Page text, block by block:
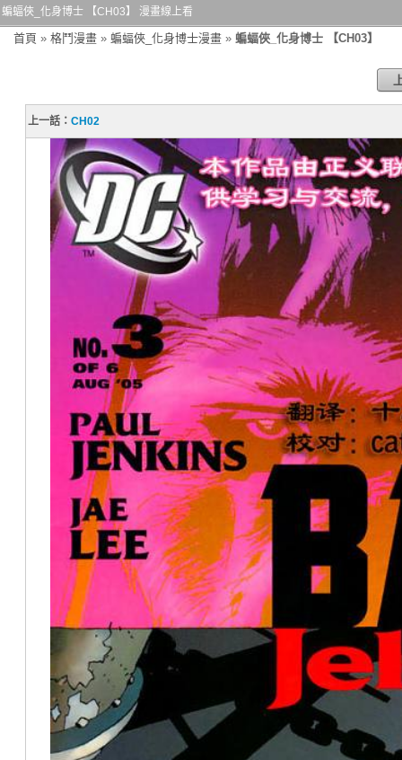
蝙蝠俠_化身博士 【CH03】 漫畫線上看
首頁 » 格鬥漫畫 » 蝙蝠俠_化身博士漫畫 » 蝙蝠俠_化身博士 【CH03】
上一話：CH02